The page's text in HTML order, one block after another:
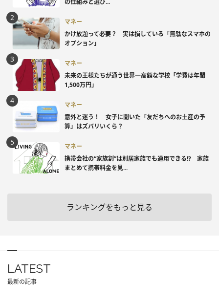
の仕組みと選び...
マネー
かけ放題って必要？ 実は損している「無駄なスマホの
オプション」
マネー
未来の王様たちが通う世界一高額な学校「学費は年間
1,500万円」
マネー
意外と迷う！ 女子に聞いた「友だちへのお土産の予
算」はズバリいくら？
マネー
携帯会社の“家族割”は別居家族でも適用できる!? 家族
まとめて携帯料金を見...
ランキングをもっと見る
LATEST
最新の記事